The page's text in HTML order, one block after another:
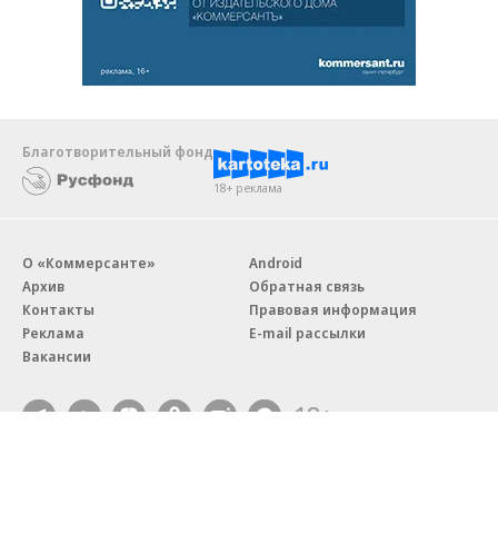
Благотворительный фонд
18+ реклама
О «Коммерсанте»
Архив
Контакты
Реклама
Вакансии
Android
Обратная связь
Правовая информация
E-mail рассылки
18+